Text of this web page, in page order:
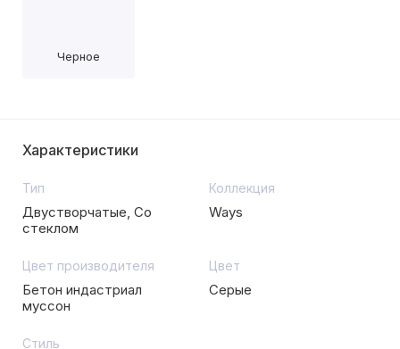
Черное
Характеристики
Тип
Двустворчатые, Со
стеклом
Коллекция
Ways
Цвет производителя
Бетон индастриал
муссон
Цвет
Серые
Стиль